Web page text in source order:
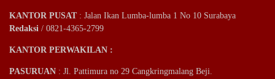
KANTOR PUSAT: Jalan Ikan Lumba-lumba 1 No 10 Surabaya
Redaksi / 0821-4365-2799
KANTOR PERWAKILAN :
PASURUAN : Jl. Pattimura no 29 Cangkringmalang Beji.